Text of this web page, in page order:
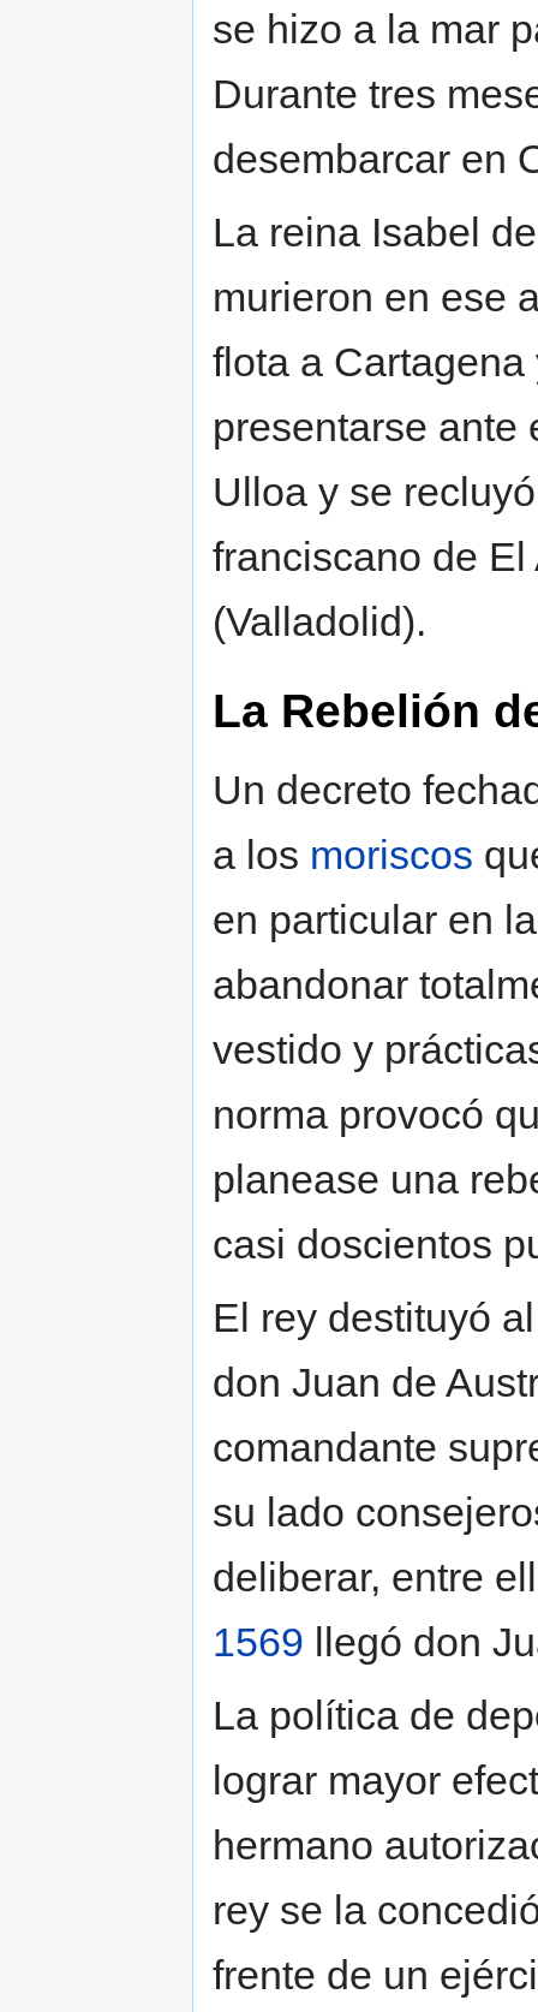
se hizo a la mar
Durante tres
desembarcar en
La reina Isabel
murieron en ese
flota a
presentarse ante
Ulloa y se
franciscano de
(Valladolid).
La Rebelión
Un decreto
a los moriscos
en particular en
abandonar
vestido y
norma provocó
planease una
casi doscientos
El rey destituyó
don Juan de
comandante
su lado
deliberar, entre
1569 llegó don
La política de
lograr mayor
hermano
rey se la
frente de un